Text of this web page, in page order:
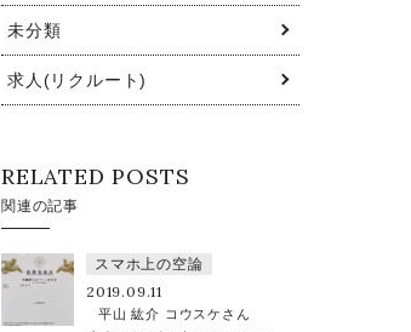
未分類
求人(リクルート)
RELATED POSTS
関連の記事
スマホ上の空論
2019.09.11
平山 紘介 コウスケさん